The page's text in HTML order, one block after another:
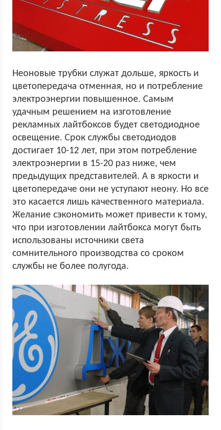
Неоновые трубки служат дольше, яркость и
цветопередача отменная, но и потребление
электроэнергии повышенное. Самым
удачным решением на изготовление
рекламных лайтбоксов будет светодиодное
освещение. Срок службы светодиодов
достигает 10-12 лет, при этом потребление
электроэнергии в 15-20 раз ниже, чем
предыдущих представителей. А в яркости и
цветопередаче они не уступают неону. Но все
это касается лишь качественного материала.
Желание сэкономить может привести к тому,
что при изготовлении лайтбокса могут быть
использованы источники света
сомнительного производства со сроком
службы не более полугода.